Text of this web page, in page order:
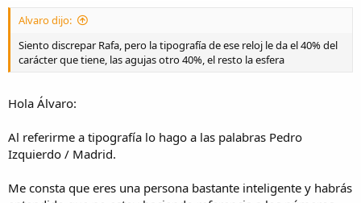
Alvaro dijo:
Siento discrepar Rafa, pero la tipografía de ese reloj le da el 40% del
carácter que tiene, las agujas otro 40%, el resto la esfera
Hola Álvaro:
Al referirme a tipografía lo hago a las palabras Pedro
Izquierdo / Madrid.
Me consta que eres una persona bastante inteligente y habrás